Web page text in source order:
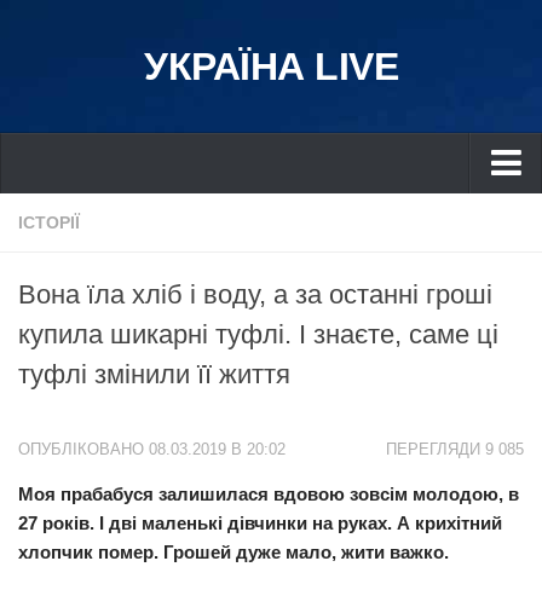
УКРАЇНА LIVE
Україна
Дніпро
Львів
Івано-Франківськ
Донбас
Одеса
ІСТОРІЇ
Вона їла хліб і воду, а за останні гроші
купила шикарні туфлі. І знаєте, саме ці
туфлі змінили її життя
ПЕРЕГЛЯДИ 9 085
ОПУБЛІКОВАНО 08.03.2019 В 20:02
Моя прабабуся залишилася вдовою зовсім молодою, в
27 років. І дві маленькі дівчинки на руках. А крихітний
хлопчик пoмep. Грошей дуже мало, жити важко.